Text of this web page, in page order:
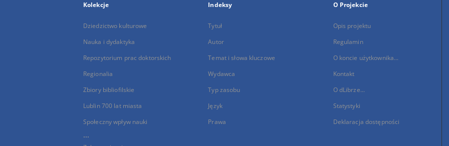
Kolekcje
Dziedzictwo kulturowe
Nauka i dydaktyka
Repozytorium prac doktorskich
Regionalia
Zbiory bibliofilskie
Lublin 700 lat miasta
Społeczny wpływ nauki
...
Indeksy
Tytuł
Autor
Temat i słowa kluczowe
Wydawca
Typ zasobu
Język
Prawa
O Projekcie
Opis projektu
Regulamin
O koncie użytkownika...
Kontakt
O dLibrze...
Statystyki
Deklaracja dostępności